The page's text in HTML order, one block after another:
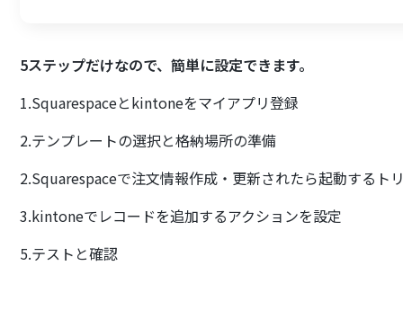
5ステップだけなので、簡単に設定できます。
1.Squarespaceとkintoneをマイアプリ登録
2.テンプレートの選択と格納場所の準備
2.Squarespaceで注文情報作成・更新されたら起動するト
3.kintoneでレコードを追加するアクションを設定
5.テストと確認